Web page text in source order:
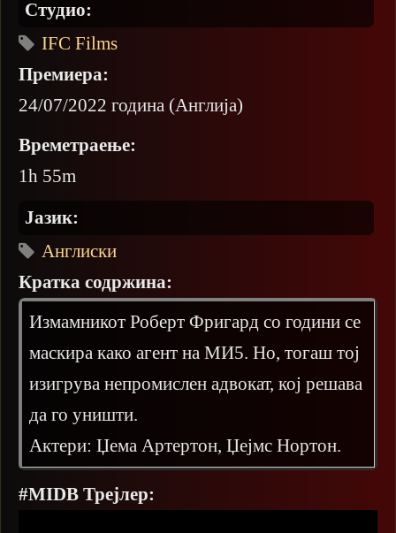
Студио:
IFC Films
Премиера:
24/07/2022 година (Англија)
Времетраење:
1h 55m
Јазик:
Англиски
Кратка содржина:
Измамникот Роберт Фригард со години се
маскира како агент на МИ5. Но, тогаш тој
изигрува непромислен адвокат, кој решава
да го уништи.
Актери: Џема Артертон, Џејмс Нортон.
#MIDB Трејлер: